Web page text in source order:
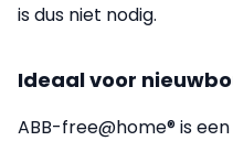
is dus niet nodig.
Ideaal voor
ABB-free@home® is